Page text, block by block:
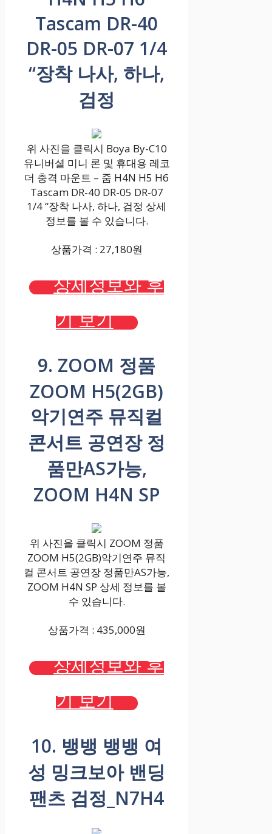
Tascam DR-40
DR-05 DR-07 1/4
“장착 나사, 하나,
검정
위 사진을 클릭시 Boya By-C10
유니버셜 미니 론 및 휴대용 레코
더 충격 마운트 – 줌 H4N H5 H6
Tascam DR-40 DR-05 DR-07
1/4 “장착 나사, 하나, 검정 상세
정보를 볼 수 있습니다.
상품가격 : 27,180원
상세정보와 후
기 보기
9. ZOOM 정품
ZOOM H5(2GB)
악기연주 뮤직컬
콘서트 공연장 정
품만AS가능,
ZOOM H4N SP
위 사진을 클릭시 ZOOM 정품
ZOOM H5(2GB)악기연주 뮤직
컬 콘서트 공연장 정품만AS가능,
ZOOM H4N SP 상세 정보를 볼
수 있습니다.
상품가격 : 435,000원
상세정보와 후
기 보기
10. 뱅뱅 뱅뱅 여
성 밍크보아 밴딩
팬츠 검정_N7H4